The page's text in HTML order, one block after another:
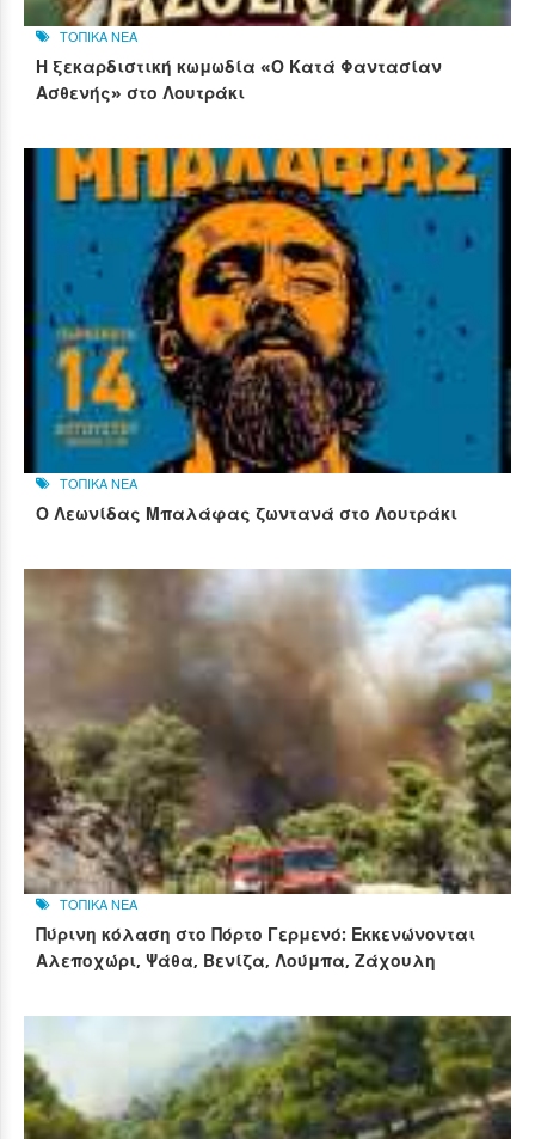
ΤΟΠΙΚΑ ΝΕΑ
Η ξεκαρδιστική κωμωδία «Ο Κατά Φαντασίαν
Ασθενής» στο Λουτράκι
ΤΟΠΙΚΑ ΝΕΑ
Ο Λεωνίδας Μπαλάφας ζωντανά στο Λουτράκι
ΤΟΠΙΚΑ ΝΕΑ
Πύρινη κόλαση στο Πόρτο Γερμενό: Εκκενώνονται
Αλεποχώρι, Ψάθα, Βενίζα, Λούμπα, Ζάχουλη